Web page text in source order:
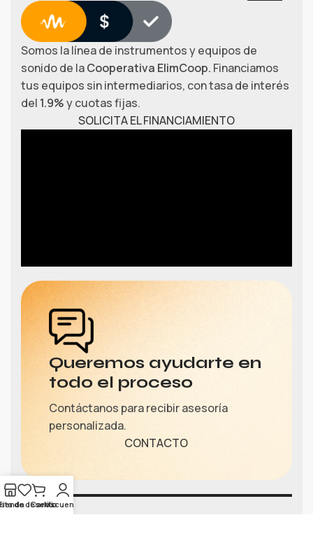
Somos la línea de instrumentos y equipos de
sonido de laCooperativa ElimCoop. Financiamos
tus equipos sin intermediarios, con tasa de interés
del 1.9%y cuotas fijas.
SOLICITA EL FINANCIAMIENTO
Queremos ayudarte en
todo el proceso
Contáctanos para recibir asesoría
personalizada.
CONTACTO
de deseos
CarritoMi cuenta